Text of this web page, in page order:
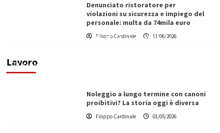
Denunciato ristoratore per
violazioni su sicurezza e impiego del
personale: multa da 74mila euro
Filippo Cardinale 11/06/2026
Lavoro
Vino in Italia: il giro d’affari contribuisce
Filippo Cardinale
Noleggio a lungo termine con canoni
proibitivi? La storia oggi è diversa
Filippo Cardinale 01/05/2026